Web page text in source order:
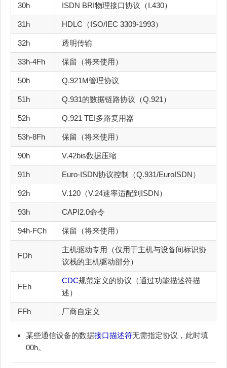
30h ISDN BRI物理接口协议（I.430）
31h HDLC（ISO/IEC 3309-1993）
32h 透明传输
33h-4Fh 保留（将来使用）
50h Q.921M管理协议
51h Q.931的数据链路协议（Q.921）
52h Q.921 TEI多路复用器
53h-8Fh 保留（将来使用）
90h V.42bis数据压缩
91h Euro-ISDN协议控制（Q.931/EuroISDN）
92h V.120（V.24速率适配到ISDN）
93h CAPI2.0命令
94h-FCh 保留（将来使用）
FDh
主机驱动专用（仅用于主机与设备间标识协
议栈的主机驱动部分）
FEh
CDC规范定义的协议（通过功能描述符描
述）
FFh 厂商自定义
某些通信设备的数据接口描述符无需指定协议，此时填
00h。